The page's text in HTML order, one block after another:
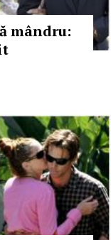
mândru: